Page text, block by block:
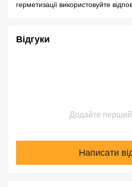
герметизації використовуйте
Відгуки
Додайте перший
Написати